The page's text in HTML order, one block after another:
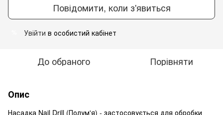
Повідомити, коли з'явиться
Увійти в особистий кабінет
До обраного Порівняти
Опис
Насадка Nail Drill (Полум'я) - застосовується для обробки